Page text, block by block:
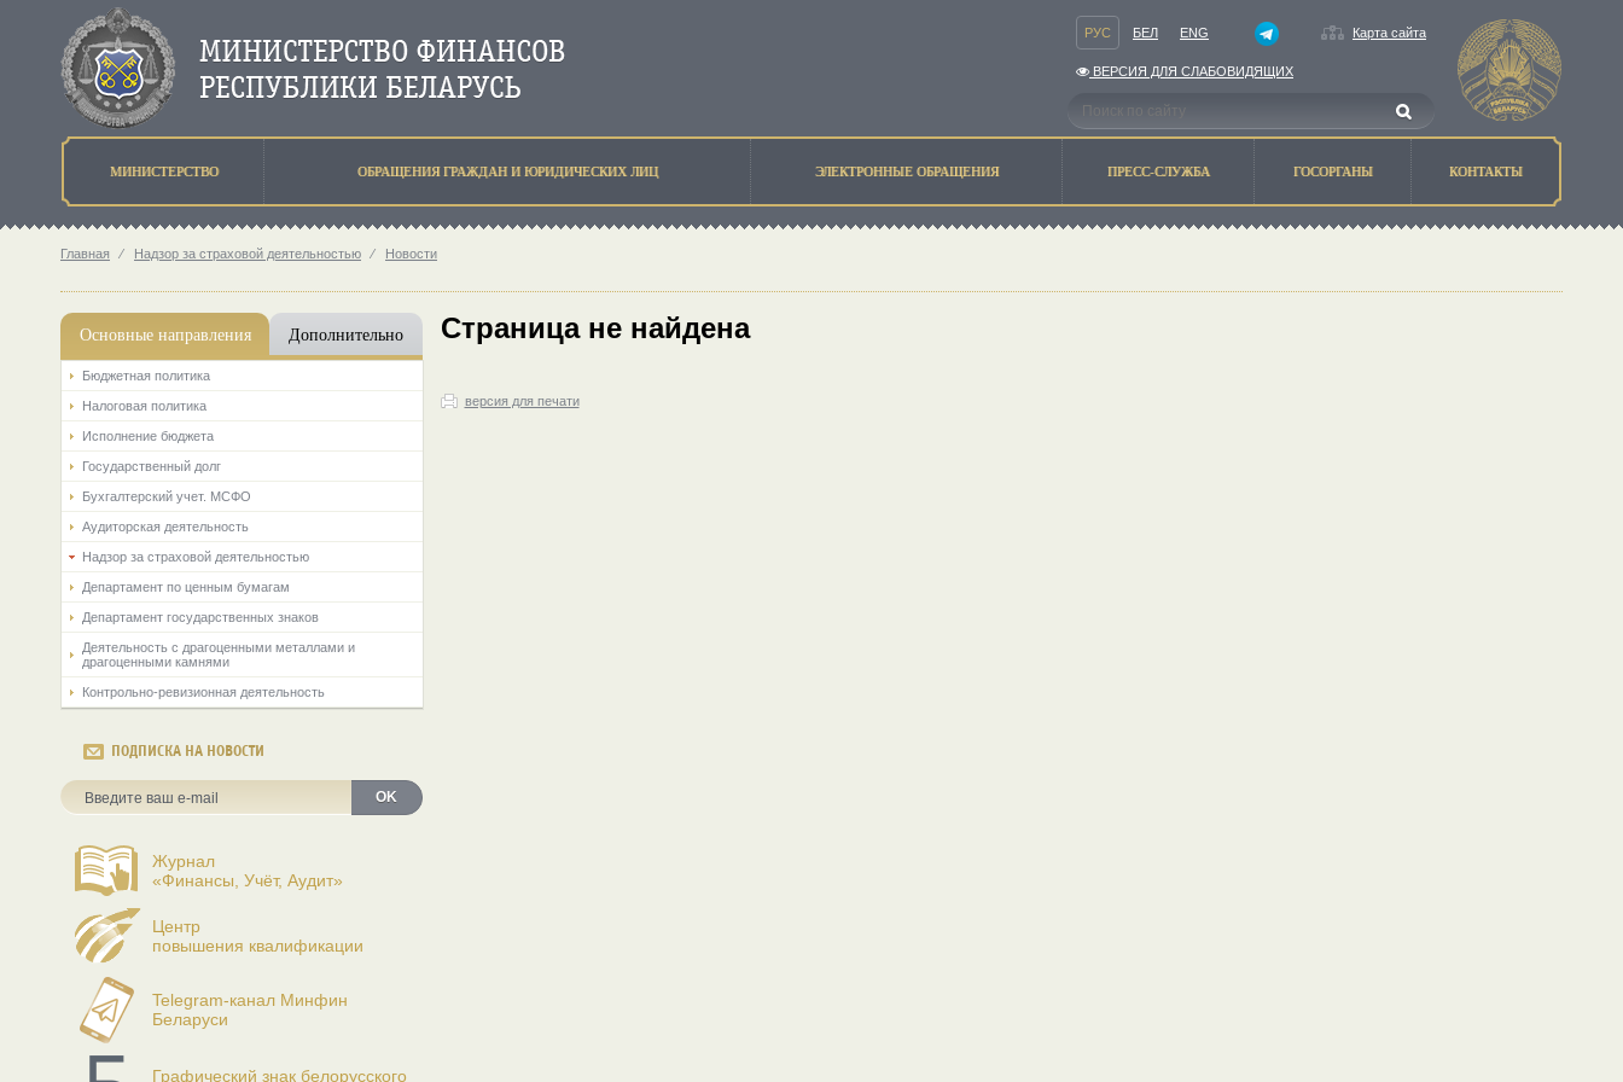
РУС БЕЛ ENG Карта сайта
ВЕРСИЯ ДЛЯ СЛАБОВИДЯЩИХ
МИНИСТЕРСТВО ОБРАЩЕНИЯ ГРАЖДАН И ЮРИДИЧЕСКИХ ЛИЦ ЭЛЕКТРОННЫЕ ОБРАЩЕНИЯ ПРЕСС-СЛУЖБА ГОСОРГАНЫ КОНТАКТЫ
Главная ⁄ Надзор за страховой деятельностью ⁄ Новости
Основные направления Дополнительно
Бюджетная политика
Налоговая политика
Исполнение бюджета
Государственный долг
Бухгалтерский учет. МСФО
Аудиторская деятельность
Надзор за страховой деятельностью
Департамент по ценным бумагам
Департамент государственных знаков
Деятельность с драгоценными металлами и
драгоценными камнями
Контрольно-ревизионная деятельность
ПОДПИСКА НА НОВОСТИ
OK
Журнал
«Финансы, Учёт, Аудит»
Центр
повышения квалификации
Telegram-канал Минфин
Беларуси
Графический знак белорусского
Страница не найдена
версия для печати